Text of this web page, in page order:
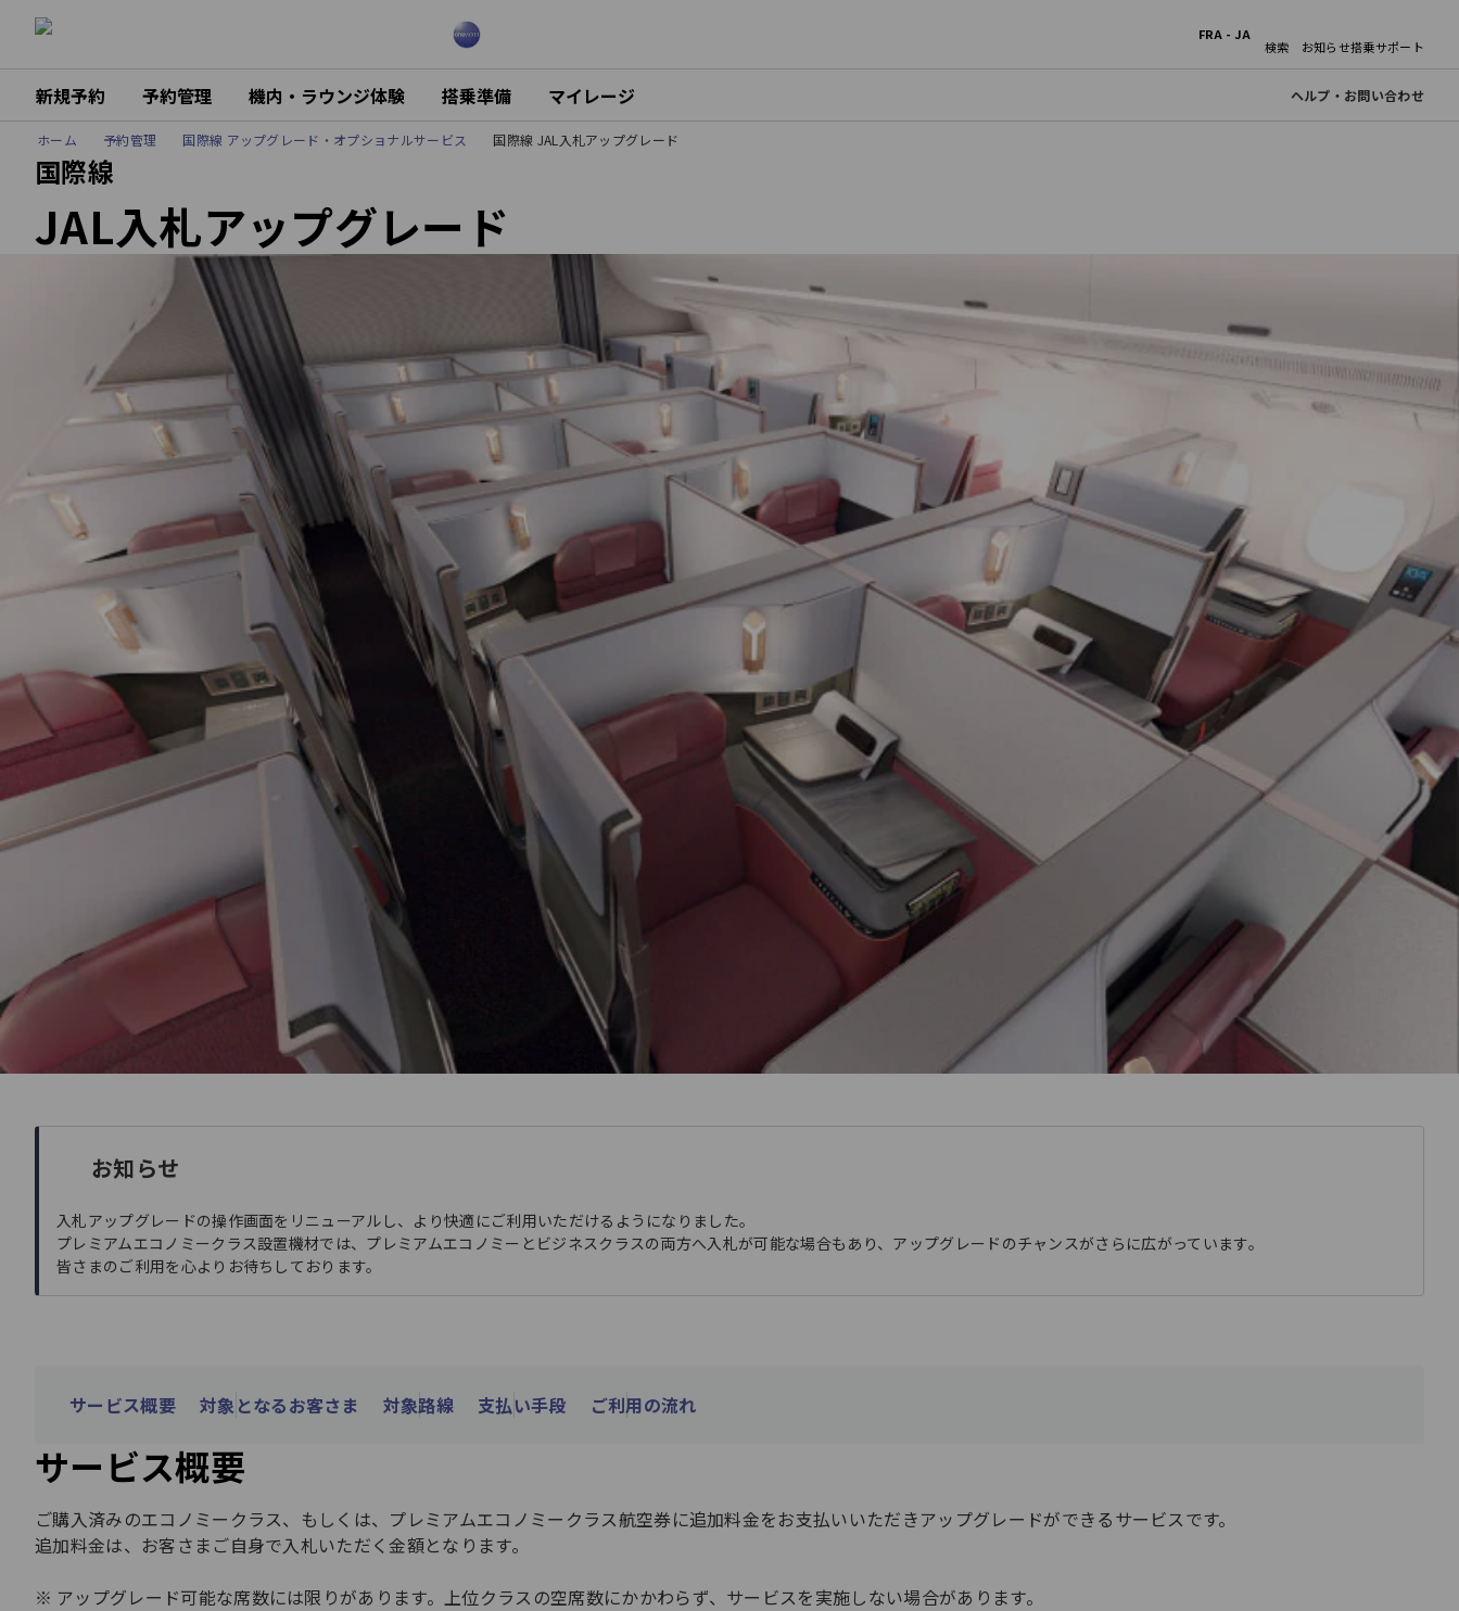
FRA - JA
検索 お知らせ搭乗サポート
新規予約 予約管理 機内・ラウンジ体験 搭乗準備 マイレージ ヘルプ・お問い合わせ
ホーム 予約管理 国際線 アップグレード・オプショナルサービス 国際線 JAL入札アップグレード
国際線
JAL入札アップグレード
お知らせ
入札アップグレードの操作画面をリニューアルし、より快適にご利用いただけるようになりました。
プレミアムエコノミークラス設置機材では、プレミアムエコノミーとビジネスクラスの両方へ入札が可能な場合もあり、アップグレードのチャンスがさらに広がっています。
皆さまのご利用を心よりお待ちしております。
サービス概要 対象となるお客さま 対象路線 支払い手段 ご利用の流れ
サービス概要
ご購入済みのエコノミークラス、もしくは、プレミアムエコノミークラス航空券に追加料金をお支払いいただきアップグレードができるサービスです。
追加料金は、お客さまご自身で入札いただく金額となります。
アップグレード可能な席数には限りがあります。上位クラスの空席数にかかわらず、サービスを実施しない場合があります。